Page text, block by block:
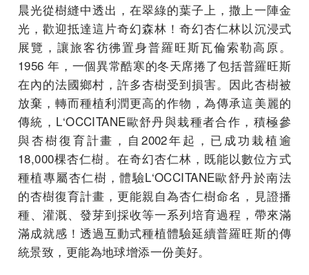
晨光從樹縫中透出，在翠綠的葉子上，撒上一陣金
光，歡迎抵達這片奇幻森林！奇幻杏仁林以沉浸式
展覽，讓旅客彷彿置身普羅旺斯瓦倫索勒高原。
1956 年，一個異常酷寒的冬天席捲了包括普羅旺斯
在內的法國鄉村，許多杏樹受到損害。因此杏樹被
放棄，轉而種植利潤更高的作物，為傳承這美麗的
傳統，L‘OCCITANE歐舒丹與栽種者合作，積極參
與杏樹復育計畫，自2002年起，已成功栽植逾
18,000棵杏仁樹。在奇幻杏仁林，既能以數位方式
種植專屬杏仁樹，體驗L‘OCCITANE歐舒丹於南法
的杏樹復育計畫，更能親自為杏仁樹命名，見證播
種、灌溉、發芽到採收等一系列培育過程，帶來滿
滿成就感！透過互動式種植體驗延續普羅旺斯的傳
統景致，更能為地球增添一份美好。